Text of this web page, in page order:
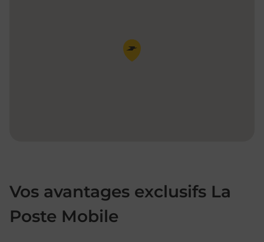
Pin de la carte
Vos avantages exclusifs La
Poste Mobile